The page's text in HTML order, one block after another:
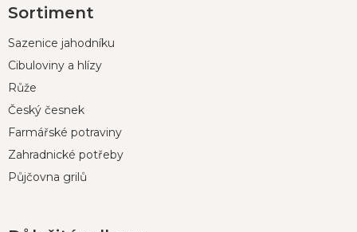
á
a
Sortiment
Sazenice jahodníku
Cibuloviny a hlízy
Růže
Český česnek
Farmářské potraviny
Zahradnické potřeby
Půjčovna grilů